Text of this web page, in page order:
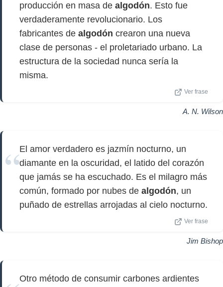
producción en masa de algodón. Esto fue
verdaderamente revolucionario. Los
fabricantes de algodón crearon una nueva
clase de personas - el proletariado urbano. La
estructura de la sociedad nunca sería la
misma.
Ver frase
A. N. Wilson
El amor verdadero es jazmín nocturno, un
diamante en la oscuridad, el latido del corazón
que jamás se ha escuchado. Es el milagro más
común, formado por nubes de algodón, un
puñado de estrellas arrojadas al cielo nocturno.
Ver frase
Jim Bishop
Otro método de consumir carbones ardientes